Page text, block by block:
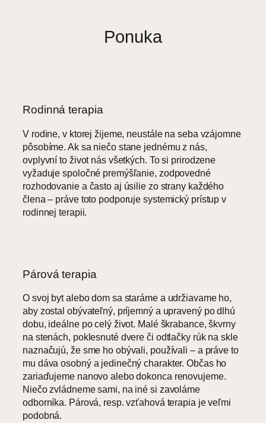
Ponuka
Rodinná terapia
V rodine, v ktorej žijeme, neustále na seba vzájomne
pôsobíme. Ak sa niečo stane jednému z nás,
ovplyvní to život nás všetkých. To si prirodzene
vyžaduje spoločné premýšľanie, zodpovedné
rozhodovanie a často aj úsilie zo strany každého
člena – práve toto podporuje systemický prístup v
rodinnej terapii.
Párová terapia
O svoj byt alebo dom sa staráme a udržiavame ho,
aby zostal obývateľný, príjemný a upravený po dlhú
dobu, ideálne po celý život. Malé škrabance, škvrny
na stenách, poklesnuté dvere či odtlačky rúk na skle
naznačujú, že sme ho obývali, používali – a práve to
mu dáva osobný a jedinečný charakter. Občas ho
zariaďujeme nanovo alebo dokonca renovujeme.
Niečo zvládneme sami, na iné si zavoláme
odborníka. Párová, resp. vzťahová terapia je veľmi
podobná.